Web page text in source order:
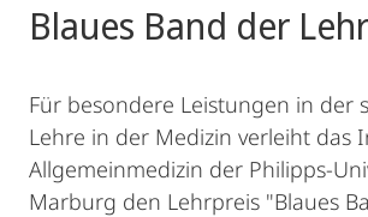
Blaues Band der
Für besondere Leistungen in der
Lehre in der Medizin verleiht das
Allgemeinmedizin der Philipps-
Marburg den Lehrpreis "Blaues